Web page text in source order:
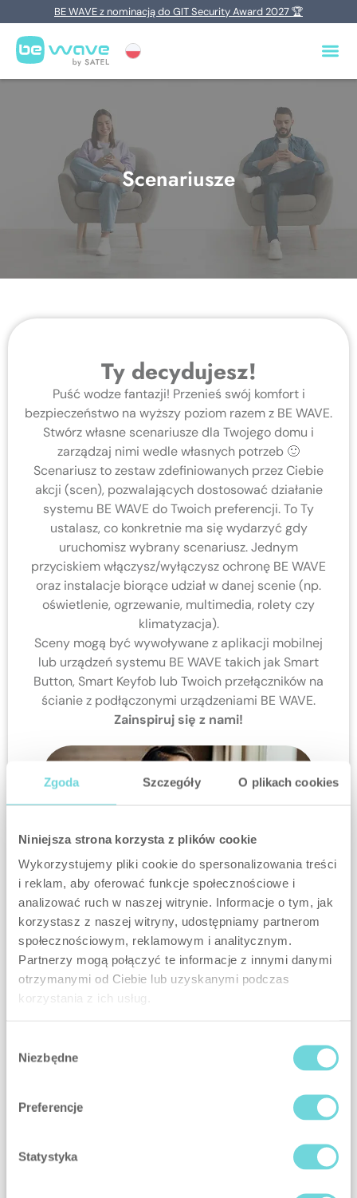
Zgoda Szczegóły O plikach cookies
Niniejsza strona korzysta z plików cookie
Wykorzystujemy pliki cookie do spersonalizowania treści
i reklam, aby oferować funkcje społecznościowe i
analizować ruch w naszej witrynie. Informacje o tym, jak
korzystasz z naszej witryny, udostępniamy partnerom
społecznościowym, reklamowym i analitycznym.
Partnerzy mogą połączyć te informacje z innymi danymi
otrzymanymi od Ciebie lub uzyskanymi podczas
korzystania z ich usług.
zgody
Niezbędne
Preferencje
Statystyka
BE WAVE z nominacją do GIT Security Award 2027 🏆
Scenariusze
Ty decydujesz!
Puść wodze fantazji! Przenieś swój komfort i
bezpieczeństwo na wyższy poziom razem z BE WAVE.
Stwórz własne scenariusze dla Twojego domu i
zarządzaj nimi wedle własnych potrzeb 🙂
Scenariusz to zestaw zdefiniowanych przez Ciebie
akcji (scen), pozwalających dostosować działanie
systemu BE WAVE do Twoich preferencji. To Ty
ustalasz, co konkretnie ma się wydarzyć gdy
uruchomisz wybrany scenariusz. Jednym
przyciskiem włączysz/wyłączysz ochronę BE WAVE
oraz instalacje biorące udział w danej scenie (np.
oświetlenie, ogrzewanie, multimedia, rolety czy
klimatyzacja).
Sceny mogą być wywoływane z aplikacji mobilnej
lub urządzeń systemu BE WAVE takich jak Smart
Button, Smart Keyfob lub Twoich przełączników na
ścianie z podłączonymi urządzeniami BE WAVE.
Zainspiruj się z nami!
SCENARIUSZE
bezpieczeństwa
SCENARIUSZE